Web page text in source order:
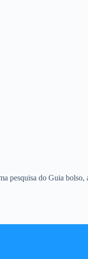
pesquisa do Guia bolso,